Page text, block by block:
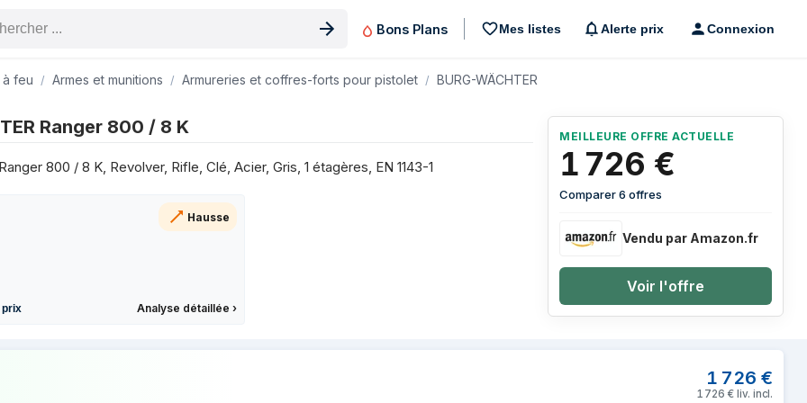
produit
Bons Plans Mes listes Alerte prix Connexion
à feu Armes et munitions Armureries et coffres-forts pour pistolet BURG-WÄCHTER
Ranger 800 / 8 K
800 / 8 K, Revolver, Rifle, Clé, Acier, Gris, 1 étagères, EN 1143-1
Hausse
prix Analyse détaillée ›
MEILLEURE OFFRE ACTUELLE
1 726 €
Comparer 6 offres
Vendu par Amazon.fr
Voir l'offre
Prix
de BURG-WÄCHTER Ranger 800 / 8 K
1 726 €
1 726 € liv. incl.